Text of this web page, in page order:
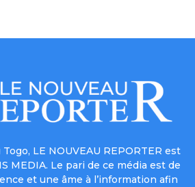
LE NOUVEAU REPORTER est
MEDIA. Le pari de ce média est de
et une âme à l’information afin